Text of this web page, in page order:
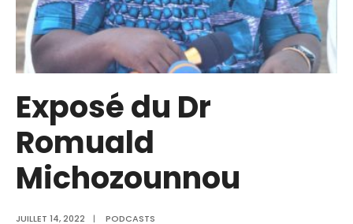
Exposé du Dr
Romuald
Michozounnou
JUILLET 14, 2022 | PODCASTS